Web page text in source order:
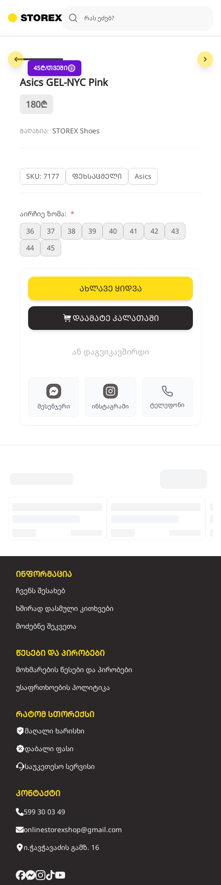
45₾/თვეში
Asics GEL-NYC Pink
180₾
მაღაზია: STOREX Shoes
SKU: 7177 ფეხსაცმელი Asics
აირჩიე ზომა: *
36
37 38 39 40 41 42
43
44
45
ახლავე ყიდვა
View cart
დაამატე კალათაში
ან დაგვიკავშირდი
მესენჯერი ინსტაგრამი ტელეფონი
ინფორმაცია
ჩვენს შესახებ
ხშირად დასმული კითხვები
მოძებნე შეკვეთა
წესები და პირობები
მოხმარების წესები და პირობები
უსაფრთხოების პოლიტიკა
რატომ სთორექსი
მაღალი ხარისხი
დაბალი ფასი
საუკეთესო სერვისი
კონტაქტი
599 30 03 49
onlinestorexshop@gmail.com
ი.ჭავჭავაძის გამზ. 16